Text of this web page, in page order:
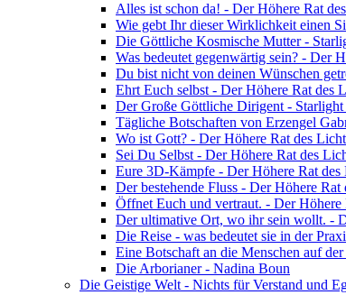
Alles ist schon da! - Der Höhere Rat
Wie gebt Ihr dieser Wirklichkeit einen
Die Göttliche Kosmische Mutter -
Was bedeutet gegenwärtig sein? - Der
Du bist nicht von deinen Wünschen
Ehrt Euch selbst - Der Höhere Rat des
Der Große Göttliche Dirigent -
Tägliche Botschaften von Erzengel
Wo ist Gott? - Der Höhere Rat des
Sei Du Selbst - Der Höhere Rat des
Eure 3D-Kämpfe - Der Höhere Rat
Der bestehende Fluss - Der Höhere
Öffnet Euch und vertraut. - Der
Der ultimative Ort, wo ihr sein wollt. -
Die Reise - was bedeutet sie in der
Eine Botschaft an die Menschen auf
Die Arborianer - Nadina Boun
Die Geistige Welt - Nichts für Verstand und